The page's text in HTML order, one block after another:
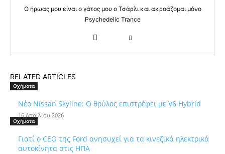
Ο ήρωας μου είναι ο γάτος μου ο Τσάρλι και ακροάζομαι μόνο
Psychedelic Trance
RELATED ARTICLES
Οχήματα
Νέο Nissan Skyline: Ο θρύλος επιστρέφει με V6 Hybrid
16 Απριλίου 2026
Οχήματα
Γιατί ο CEO της Ford ανησυχεί για τα κινεζικά ηλεκτρικά
αυτοκίνητα στις ΗΠΑ